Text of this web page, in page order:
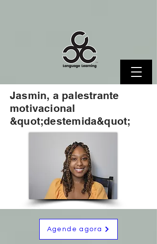
Jasmin, a palestrante
motivacional
&quot;destemida&quot;
Agende agora